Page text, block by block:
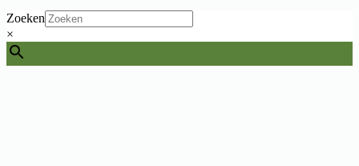
Zoeken
×